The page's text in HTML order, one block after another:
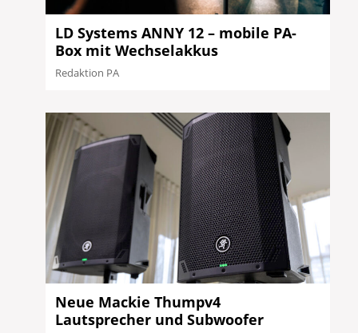
LD Systems ANNY 12 – mobile PA-
Box mit Wechselakkus
Redaktion PA
Neue Mackie Thumpv4
Lautsprecher und Subwoofer